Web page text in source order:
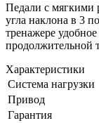
Педали с мягкими
угла наклона в 3
тренажере
продолжительной
Характеристики
Система нагрузки
Привод
Гарантия